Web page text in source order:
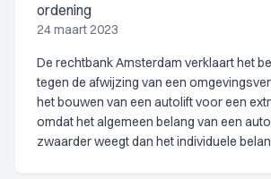
ordening
24 maart 2023
De rechtbank Amsterdam verklaart het
tegen de afwijzing van een
het bouwen van een autolift voor een
omdat het algemeen belang van een
zwaarder weegt dan het individuele